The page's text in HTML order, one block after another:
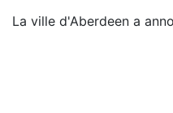
La ville d'Aberdeen a